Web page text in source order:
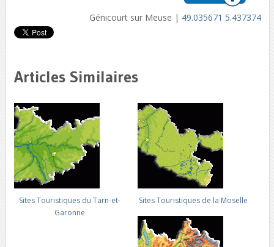
Génicourt sur Meuse | 49.035671 5.437374
Articles Similaires
Sites Touristiques du Tarn-et-
Garonne
Sites Touristiques de la Moselle